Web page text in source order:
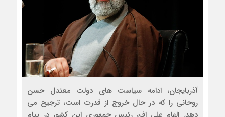
آذربایجان، ادامه سیاست های دولت معتدل حسن
روحانی را که در حال خروج از قدرت است، ترجیح می